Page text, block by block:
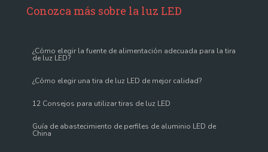
Conozca más sobre la luz LED
¿Cómo elegir la fuente de alimentación adecuada para la tira
de luz LED?
¿Cómo elegir una tira de luz LED de mejor calidad?
12 Consejos para utilizar tiras de luz LED
Guía de abastecimiento de perfiles de aluminio LED de
China